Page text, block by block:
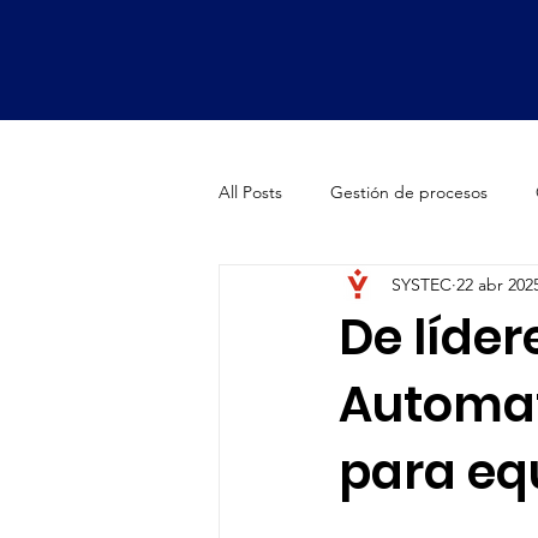
All Posts Gestión de procesos
Oficinas de proyectos (PMO)
Smartsheet Premium Apps
McLaren
De
para
SYSTEC 22 abr